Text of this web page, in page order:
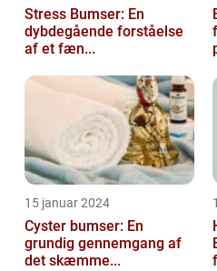
Stress Bumser: En
dybdegående forståelse
af et fæn...
15 januar 2024
Cyster bumser: En
grundig gennemgang af
det skæmme...